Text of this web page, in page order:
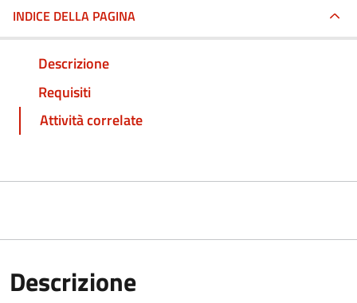
INDICE DELLA PAGINA
Descrizione
Requisiti
Attività correlate
Descrizione